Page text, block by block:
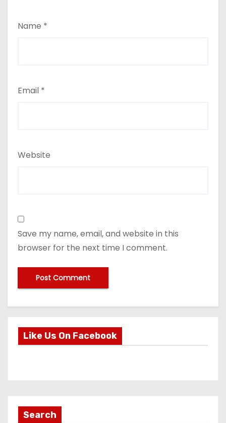
Name *
Email *
Website
Save my name, email, and website in this
browser for the next time I comment.
Like Us On Facebook
Search